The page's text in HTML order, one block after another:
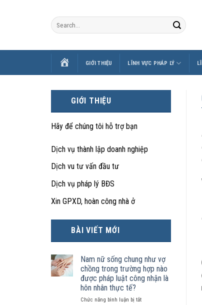
TRANGGIỚI THIỆU LĨNH VỰC PHÁP LÝ
GIỚI THIỆU
Hãy để chúng tôi hỗ trợ bạn
Dịch vụ thành lập doanh nghiệp
Dịch vu tư vấn đầu tư
Dịch vụ pháp lý BĐS
Xin GPXD, hoàn công nhà ở
BÀI VIẾT MỚI
Nam nữ sống chung như vợ
chồng trong trường hợp nào
được pháp luật công nhận là
hôn nhân thực tế?
Chức năng bình luận bị tắtở